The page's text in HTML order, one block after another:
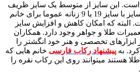
18 یا 8 زنانه است. این سایز از متوسط یک سایز ظریف
تر است. اما عموما این سایز با سایز 19 یا 9 زنانه عموما برای خانم
البته که امکان کاهش و افزایش سایز
طلا و جواهر وجود دارد. همکاران
ابزارهای تخصصی و هنر خود انگشتر را
به پیشنهاد رکاب فارسی خانم هایی که
هستند میتوانند روی این رکاب نقره را